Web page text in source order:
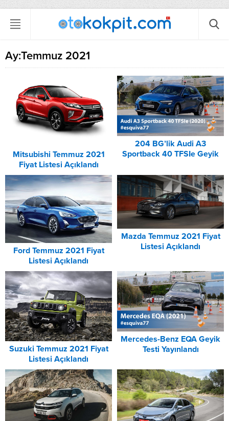
Ay:Temmuz 2021
Mitsubishi Temmuz 2021
Fiyat Listesi Açıklandı
204 BG’lik Audi A3
Sportback 40 TFSIe Geyik
Ford Temmuz 2021 Fiyat
Listesi Açıklandı
Mazda Temmuz 2021 Fiyat
Listesi Açıklandı
Suzuki Temmuz 2021 Fiyat
Listesi Açıklandı
Mercedes-Benz EQA Geyik
Testi Yayınlandı